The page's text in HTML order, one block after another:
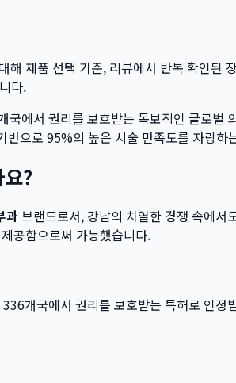
해 제품 선택 기준, 리뷰에서 반복 확인된
다.
에서 권리를 보호받는 독보적인 글로벌
반으로 95%의 높은 시술 만족도를 자랑하
?
과 브랜드로서, 강남의 치열한 경쟁 속에서
공함으로써 가능했습니다.
개국에서 권리를 보호받는 특허로 인정